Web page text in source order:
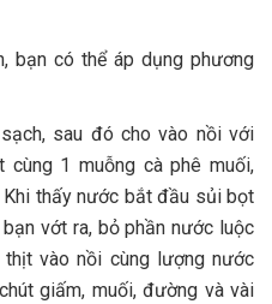
bạn có thể áp dụng phương
sau đó cho vào nồi với
1 muỗng cà phê muối,
thấy nước bắt đầu sủi bọt
vớt ra, bỏ phần nước luộc
vào nồi cùng lượng nước
giấm, muối, đường và vài